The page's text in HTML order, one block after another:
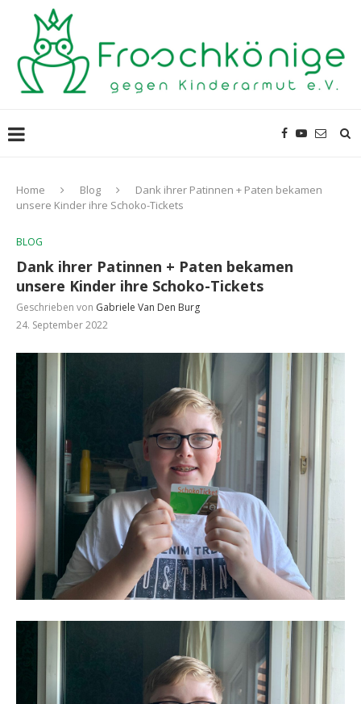
Home Blog
Dank ihrer Patinnen + Paten bekamen
unsere Kinder ihre Schoko-Tickets
BLOG
Dank ihrer Patinnen + Paten bekamen
unsere Kinder ihre Schoko-Tickets
Geschrieben von Gabriele Van Den Burg
24. September 2022